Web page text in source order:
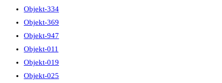
Objekt-334
Objekt-369
Objekt-947
Objekt-011
Objekt-019
Objekt-025